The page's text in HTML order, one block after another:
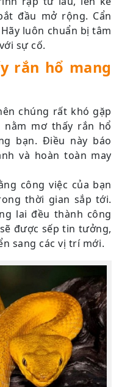
đầu mở rộng. Cẩn
luôn chuẩn bị tâm
sự cố.
rắn hổ mang
chúng rất khó gặp
mơ thấy rắn hổ
bạn. Điều này báo
và hoàn toàn may
công việc của bạn
thời gian sắp tới.
lai đều thành công
được sếp tin tưởng,
sang các vị trí mới.